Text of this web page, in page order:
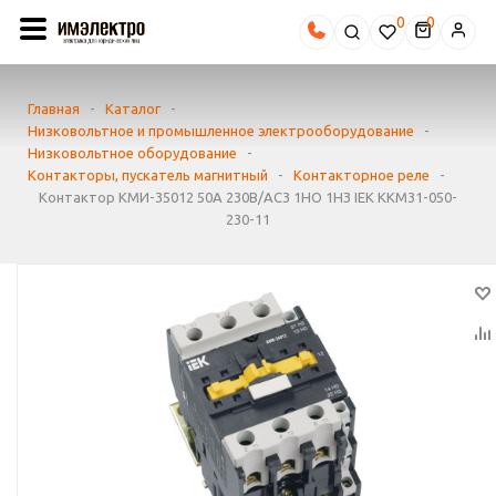
0
Главная - Каталог
-
Низковольтное и промышленное электрооборудование
-
Низковольтное оборудование
-
Контакторы, пускатель магнитный
- Контакторное реле
-
Контактор КМИ-35012 50А 230В/АС3 1НО 1НЗ IEK KKM31-050-
230-11